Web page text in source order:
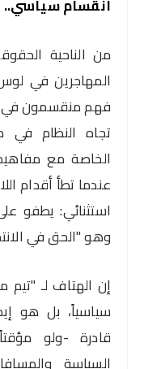
انقسام
من الناحية
المهاجرين في
فهم منقسمون في
تجاه النظام في
الخاصة مع
عندما تطأ أقدام
استثنائي: يطفو
وهو "الحق في
إن الهتاف لـ "تيم
سياسياً، بل هو
قادرة -ولو
السياسة